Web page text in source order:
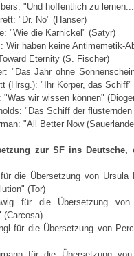
"Und hoffentlich zu
"Dr. No" (Hanser)
"Wie die Karnickel" (Satyr)
Wir haben keine Antimemetik-
Eternity (S. Fischer)
"Das Jahr ohne
(Hrsg.): "Ihr Körper, das
"Was wir wissen können"
"Das Schiff der
"All Better Now
zur SF ins Deutsche,
die Übersetzung von
(Tor)
für die Übersetzung von
(Carcosa)
für die Übersetzung von